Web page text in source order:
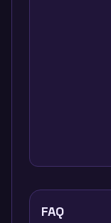
FAQ